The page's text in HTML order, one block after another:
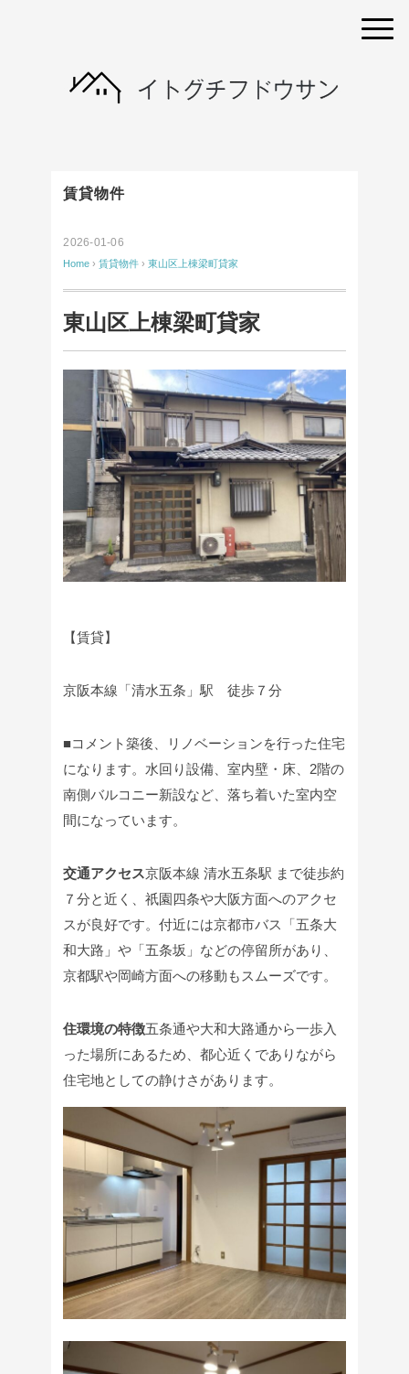
賃貸物件
2026-01-06
Home ›賃貸物件 ›東山区上棟梁町貸家
東山区上棟梁町貸家
【賃貸】
京阪本線「清水五条」駅 徒歩７分
■コメント築後、リノベーションを行った住宅
になります。 水回り設備、室内壁・床、2階の
南側バルコニー新設など、落ち着いた室内空
間になっています。
交通アクセス京阪本線 清水五条駅 まで徒歩約
７分と近く、祇園四条や大阪方面へのアクセ
スが良好です。付近には京都市バス「五条大
和大路」や「五条坂」などの停留所があり、
京都駅や岡崎方面への移動もスムーズです。
住環境の特徴五条通や大和大路通から一歩入
った場所にあるため、都心近くでありながら
住宅地としての静けさがあります。